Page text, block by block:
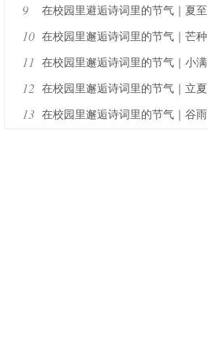
9 在校园里避逅诗词里的节气｜夏至
10 在校园里邂逅诗词里的节气｜芒种
11 在校园里邂逅诗词里的节气｜小满
12 在校园里邂逅诗词里的节气｜立夏
13 在校园里邂逅诗词里的节气｜谷雨